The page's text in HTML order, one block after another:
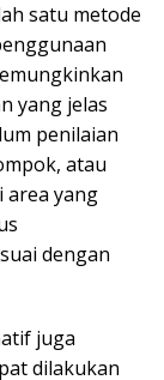
satu metode
yang jelas
penilaian
atau
area yang
dengan
juga
dilakukan